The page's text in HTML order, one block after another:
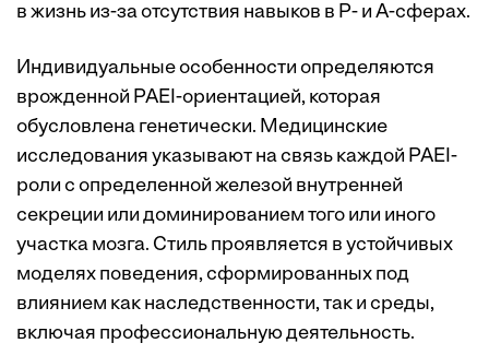
в жизнь из-за отсутствия навыков в P- и A-сферах.
Индивидуальные особенности определяются
врожденной PAEI-ориентацией, которая
обусловлена генетически. Медицинские
исследования указывают на связь каждой PAEI-
роли с определенной железой внутренней
секреции или доминированием того или иного
участка мозга. Стиль проявляется в устойчивых
моделях поведения, сформированных под
влиянием как наследственности, так и среды,
включая профессиональную деятельность.